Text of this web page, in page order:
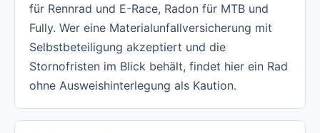
für Rennrad und E-Race, Radon für MTB und
Fully. Wer eine Materialunfallversicherung mit
Selbstbeteiligung akzeptiert und die
Stornofristen im Blick behält, findet hier ein Rad
ohne Ausweishinterlegung als Kaution.